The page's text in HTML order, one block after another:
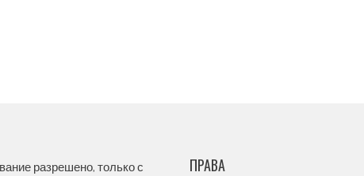
разрешено, только с ПРАВА